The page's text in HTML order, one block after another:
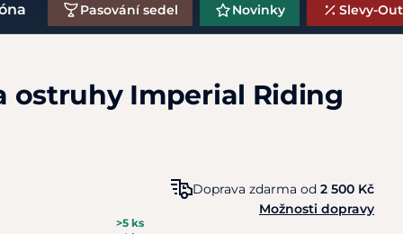
Pasování sedel Novinky Slevy-
ostruhy Imperial Riding
>5 ks
Doprava zdarma od 2 500 Kč
Možnosti dopravy